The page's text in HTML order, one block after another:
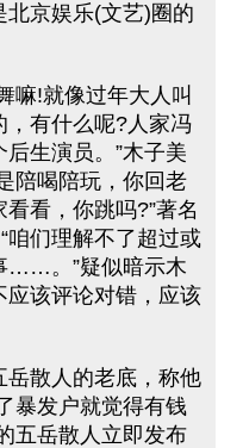
北京娱乐(文艺)圈的
嘛!就像过年大人叫
，有什么呢?人家冯
生演员。”木子美
陪喝陪玩，你回老
看，你跳吗?”著名
咱们理解不了超过或
……。”疑似暗示木
该评论对错，应该
散人的老底，称他
暴发户就觉得有钱
五岳散人立即发布